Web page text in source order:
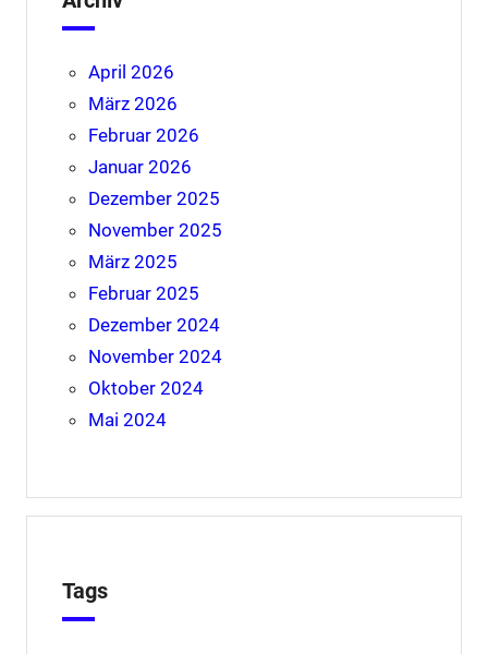
April 2026
März 2026
Februar 2026
Januar 2026
Dezember 2025
November 2025
März 2025
Februar 2025
Dezember 2024
November 2024
Oktober 2024
Mai 2024
Tags